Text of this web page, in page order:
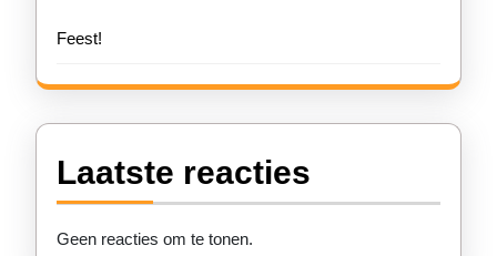
Feest!
Laatste reacties
Geen reacties om te tonen.